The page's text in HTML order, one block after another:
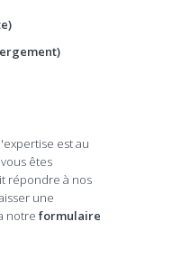
est au
êtes
répondre à nos
une
notre formulaire